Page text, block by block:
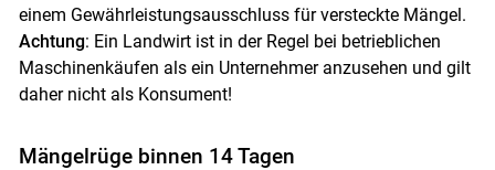
einem Gewährleistungsausschluss für versteckte Mängel.
Achtung: Ein Landwirt ist in der Regel bei betrieblichen
Maschinenkäufen als ein Unternehmer anzusehen und gilt
daher nicht als Konsument!
Mängelrüge binnen 14 Tagen